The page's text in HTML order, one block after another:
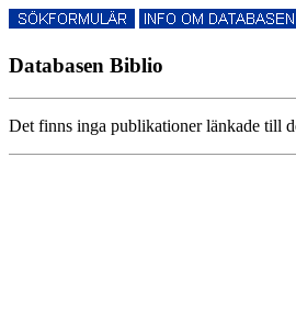
Databasen Biblio
Det finns inga publikationer länkade till